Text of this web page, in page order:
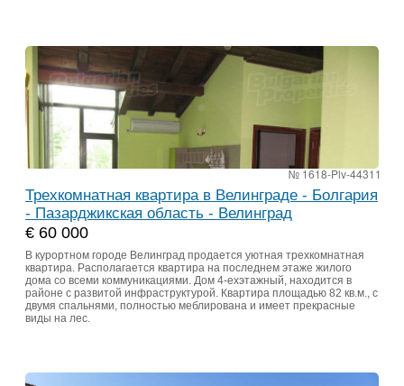
№ 1618-Plv-44311
Трехкомнатная квартира в Велинграде - Болгария
- Пазарджикская область - Велинград
€ 60 000
В курортном городе Велинград продается уютная трехкомнатная
квартира. Располагается квартира на последнем этаже жилого
дома со всеми коммуникациями. Дом 4-ехэтажный, находится в
районе с развитой инфраструктурой. Квартира площадью 82 кв.м., с
двумя спальнями, полностью меблирована и имеет прекрасные
виды на лес.